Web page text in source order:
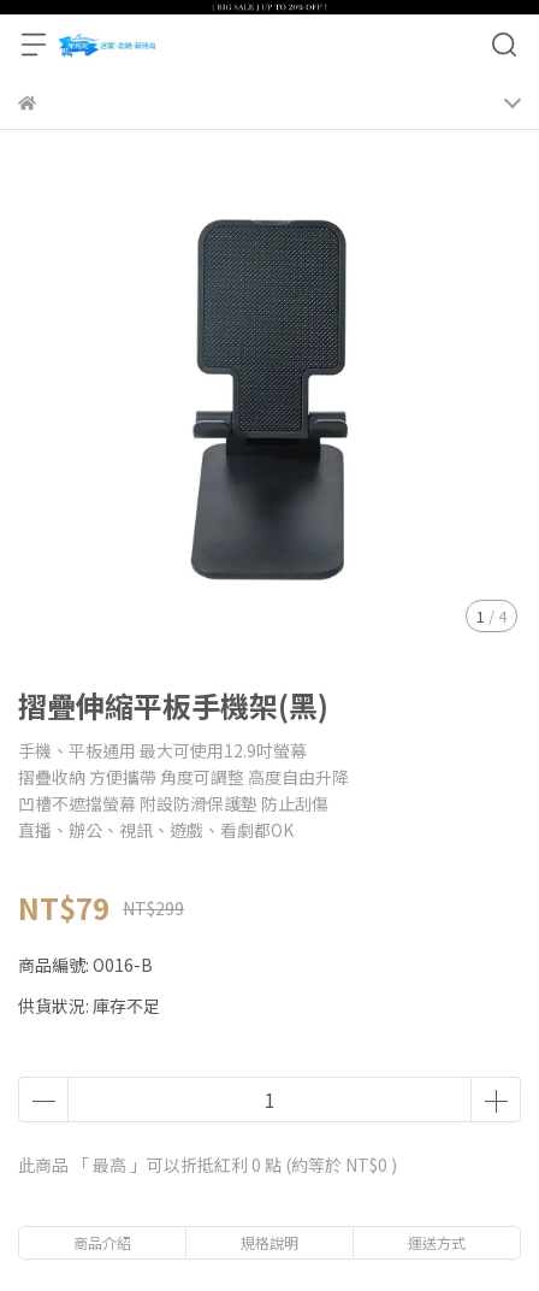
1 / 4
摺疊伸縮平板手機架(黑)
手機、平板通用 最大可使用12.9吋螢幕
摺疊收納 方便攜帶 角度可調整 高度自由升降
凹槽不遮擋螢幕 附設防滑保護墊 防止刮傷
直播、辦公、視訊、遊戲、看劇都OK
NT$79 NT$299
商品編號: O016-B
供貨狀況: 庫存不足
此商品 「 最高 」可以折抵紅利 0 點 (約等於 NT$0 )
商品介紹 規格說明 運送方式